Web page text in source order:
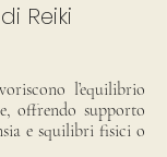
Reiki
l’equilibrio
offrendo supporto
e squilibri fisici o